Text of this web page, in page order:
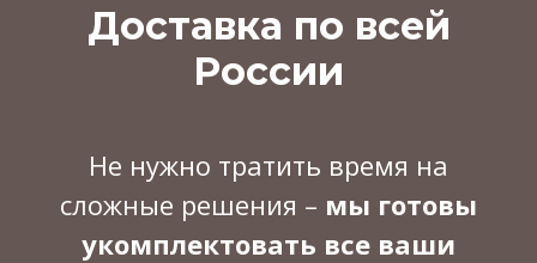
Доставка по всей
России
Не нужно тратить время на
сложные решения – мы готовы
укомплектовать все ваши